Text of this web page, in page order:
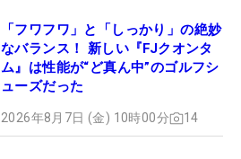
「フワフワ」と「しっかり」の絶妙
なバランス！ 新しい『FJクオンタ
ム』は性能が“ど真ん中”のゴルフシ
ューズだった
2026年8月7日 (金) 10時00分 14